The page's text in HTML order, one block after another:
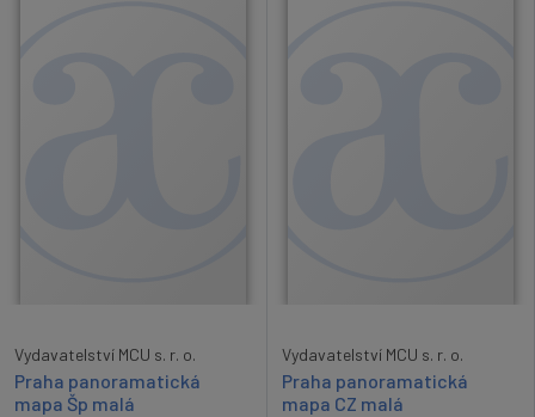
Vydavatelství MCU s. r. o.
Praha panoramatická
mapa Šp malá
Vydavatelství MCU s. r. o.
Praha panoramatická
mapa CZ malá